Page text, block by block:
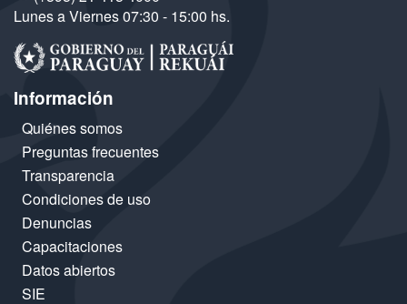
Lunes a Viernes 07:30 - 15:00 hs.
Información
Quiénes somos
Preguntas frecuentes
Transparencia
Condiciones de uso
Denuncias
Capacitaciones
Datos abiertos
SIE